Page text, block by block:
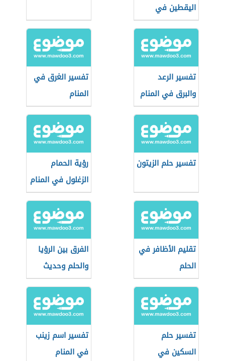
اليقطين في
المنام
تفسير الرعد
والبرق في المنام
تفسير الغرق في
المنام
تفسير حلم الزيتون
رؤية الحمام
الزغلول في المنام
تقليم الأظافر في
الحلم
الفرق بين الرؤيا
والحلم وحديث
النفس
تفسير حلم
السكين في
تفسير اسم زينب
في المنام